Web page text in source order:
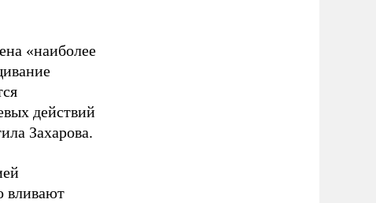
«наиболее
действий
Захарова.
вливают